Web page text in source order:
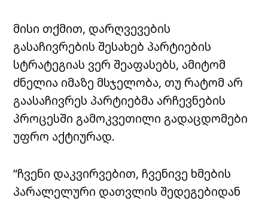
მისი თქმით, დარღვევების
გასაჩივრების შესახებ პარტიების
სტრატეგიას ვერ შეაფასებს, ამიტომ
ძნელია იმაზე მსჯელობა, თუ რატომ არ
გაასაჩივრეს პარტიებმა არჩევნების
პროცესში გამოკვეთილი გადაცდომები
უფრო აქტიურად.
“ჩვენი დაკვირვებით, ჩვენივე ხმების
პარალელური დათვლის შედეგებიდან